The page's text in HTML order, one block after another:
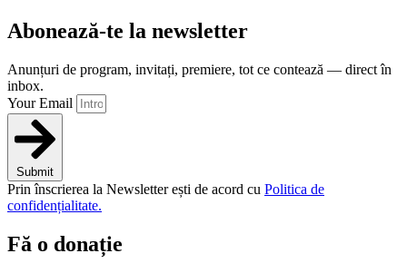
Abonează-te la newsletter
Anunțuri de program, invitați, premiere, tot ce contează — direct în
inbox.
Your Email
Submit
Prin înscrierea la Newsletter ești de acord cu Politica de
confidențialitate.
Fă o donație